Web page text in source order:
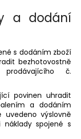
a dodání
s dodáním zboží
bezhotovostně
č.
povinen uhradit
a dodáním
uvedeno výslovně
spojené s